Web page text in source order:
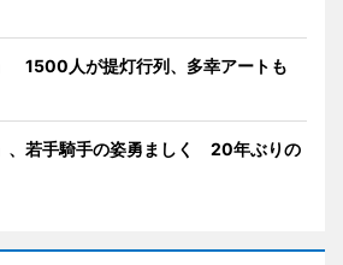
1500人が提灯行列、多幸アートも
、若手騎手の姿勇ましく 20年ぶりの